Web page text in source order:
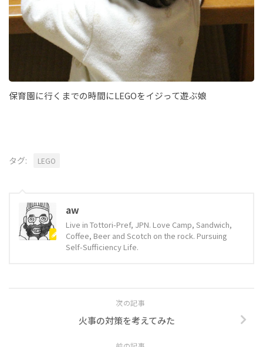
保育園に行くまでの時間にLEGOをイジって遊ぶ娘
タグ: LEGO
aw
Live in Tottori-Pref, JPN. Love Camp, Sandwich,
Coffee, Beer and Scotch on the rock. Pursuing
Self-Sufficiency Life.
次の記事
火事の対策を考えてみた